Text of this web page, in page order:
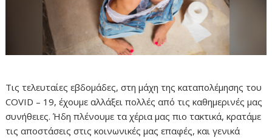
Τις τελευταίες εβδομάδες, στη μάχη της καταπολέμησης του
COVID – 19, έχουμε αλλάξει πολλές από τις καθημερινές μας
συνήθειες. Ήδη πλένουμε τα χέρια μας πιο τακτικά, κρατάμε
τις αποστάσεις στις κοινωνικές μας επαφές, και γενικά